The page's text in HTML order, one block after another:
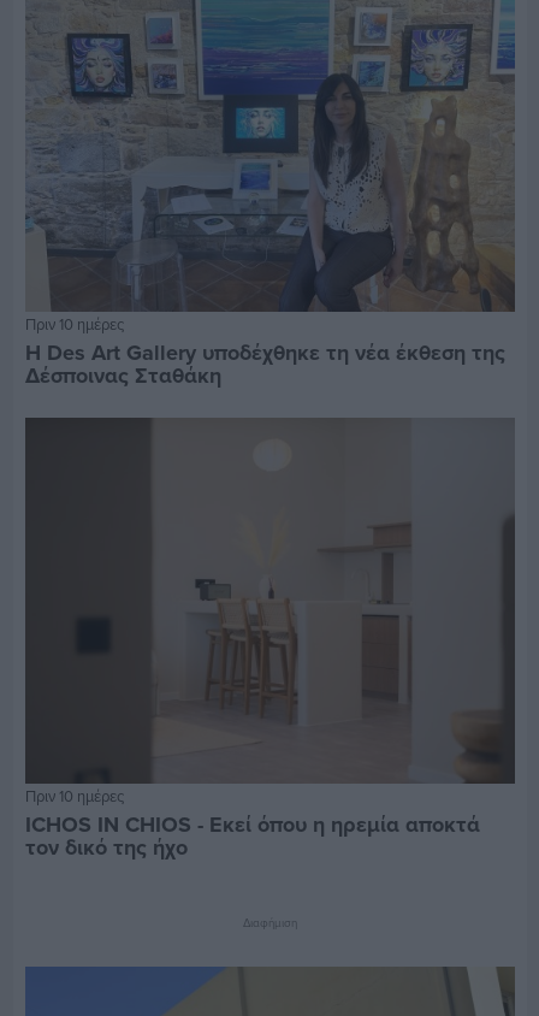
Πριν 10 ημέρες
Η Des Art Gallery υποδέχθηκε τη νέα έκθεση της
Δέσποινας Σταθάκη
Πριν 10 ημέρες
ICHOS IN CHIOS - Εκεί όπου η ηρεμία αποκτά
τον δικό της ήχο
Διαφήμιση